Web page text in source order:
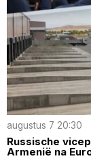
augustus 7 20:30
Russische
Armenië na